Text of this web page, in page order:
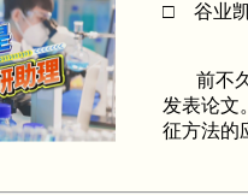
□ 谷业
前不久
发表论文
征方法